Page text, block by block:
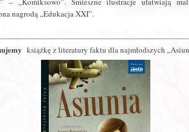
nagrodą „Edukacja XXI”.
książkę z literatury faktu dla najmłodszych